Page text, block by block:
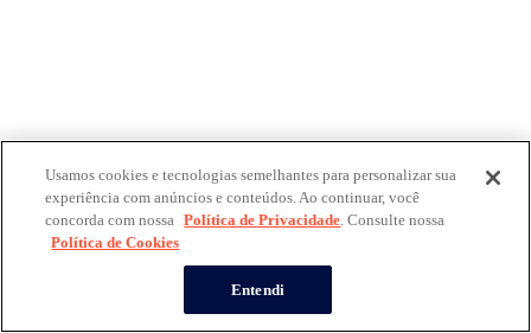
Usamos cookies e tecnologias semelhantes para personalizar sua
experiência com anúncios e conteúdos. Ao continuar, você
concorda com nossa Política de Privacidade. Consulte nossa
Política de Cookies
Entendi